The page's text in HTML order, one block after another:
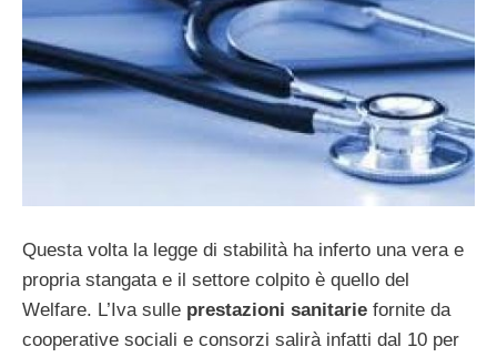
Questa volta la legge di stabilità ha inferto una vera e
propria stangata e il settore colpito è quello del
Welfare. L’Iva sulle prestazioni sanitarie fornite da
cooperative sociali e consorzi salirà infatti dal 10 per